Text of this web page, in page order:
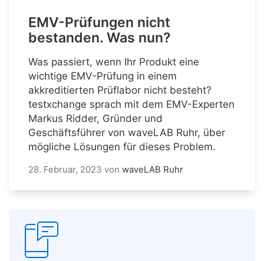
EMV-Prüfungen nicht
bestanden. Was nun?
Was passiert, wenn Ihr Produkt eine
wichtige EMV-Prüfung in einem
akkreditierten Prüflabor nicht besteht?
testxchange sprach mit dem EMV-Experten
Markus Ridder, Gründer und
Geschäftsführer von waveLAB Ruhr, über
mögliche Lösungen für dieses Problem.
28. Februar, 2023 von waveLAB Ruhr